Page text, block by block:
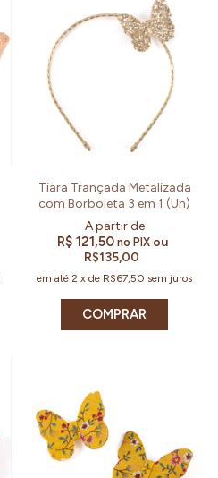
Tiara Trançada Metalizada
com Borboleta 3 em 1 (Un)
R$ 121,50 no PIX ou
R$135,00
em até2 xde R$67,50 sem juros